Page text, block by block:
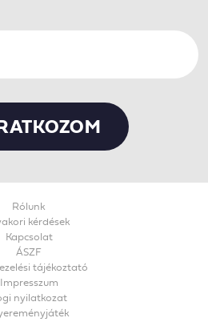
Rólunk
kérdések
Kapcsolat
ÁSZF
tájékoztató
Impresszum
nyilatkozat